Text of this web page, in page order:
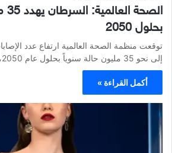
بحلول 2050
توقعت منظمة الصحة العالمية ارتفاع عدد
إلى نحو 35 مليون حالة سنوياً بحلول عام 2050، مقارنة بـ20.6…
أكمل القراءة »